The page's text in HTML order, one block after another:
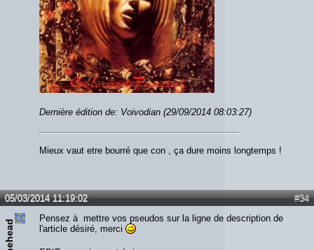
Dernière édition de: Voivodian (29/09/2014 08:03:27)
Mieux vaut etre bourré que con , ça dure moins longtemps !
#34
05/03/2014 11:19:02
Pensez à mettre vos pseudos sur la ligne de description de
l'article désiré, merci